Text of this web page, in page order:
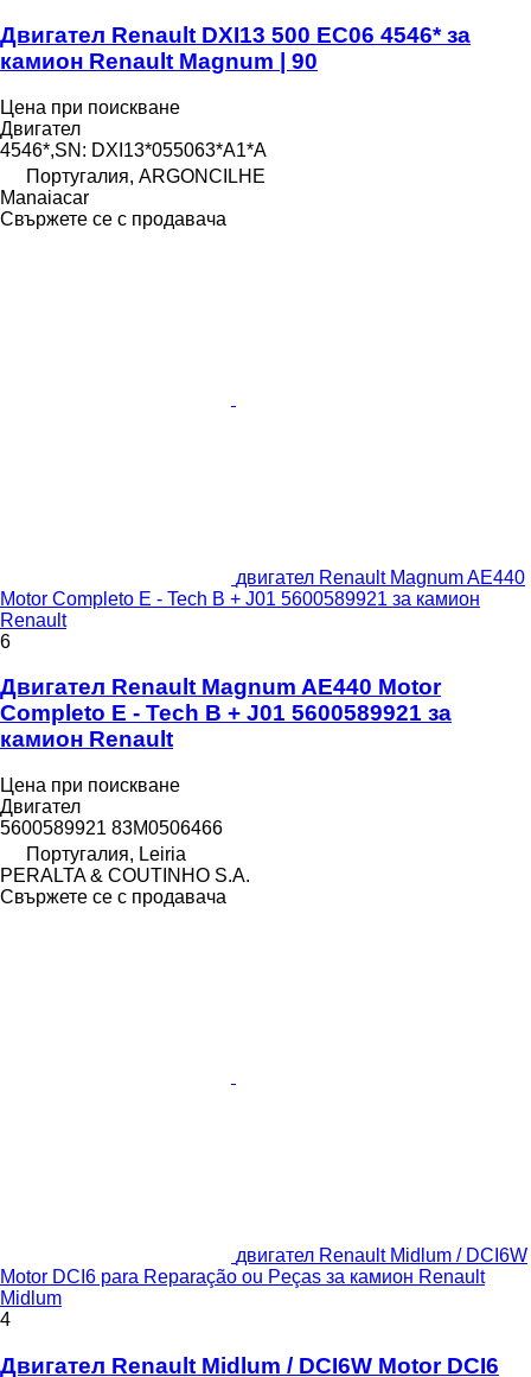
Двигател Renault DXI13 500 EC06 4546* за
камион Renault Magnum | 90
Цена при поискване
Двигател
4546*,SN: DXI13*055063*A1*A
Португалия, ARGONCILHE
Manaiacar
Свържете се с продавача
двигател Renault Magnum AE440
Motor Completo E - Tech B + J01 5600589921 за камион
Renault
6
Двигател Renault Magnum AE440 Motor
Completo E - Tech B + J01 5600589921 за
камион Renault
Цена при поискване
Двигател
5600589921 83M0506466
Португалия, Leiria
PERALTA & COUTINHO S.A.
Свържете се с продавача
двигател Renault Midlum / DCI6W
Motor DCI6 para Reparação ou Peças за камион Renault
Midlum
4
Двигател Renault Midlum / DCI6W Motor DCI6